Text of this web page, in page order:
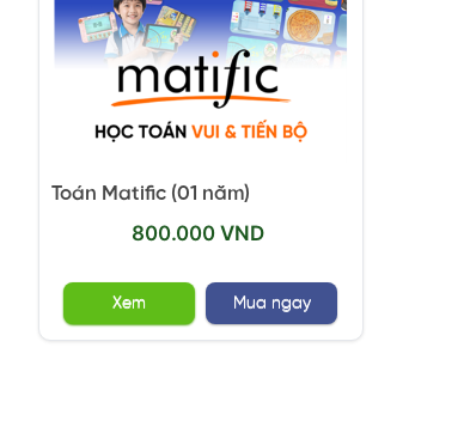
Toán Matific (01 năm)
800.000 VND
Xem Mua ngay